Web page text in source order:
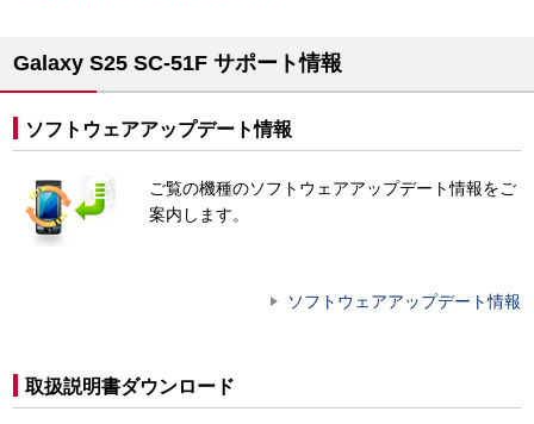
Galaxy S25 SC-51F サポート情報
ソフトウェアアップデート情報
ご覧の機種のソフトウェアアップデート情報をご
案内します。
ソフトウェアアップデート情報
取扱説明書ダウンロード